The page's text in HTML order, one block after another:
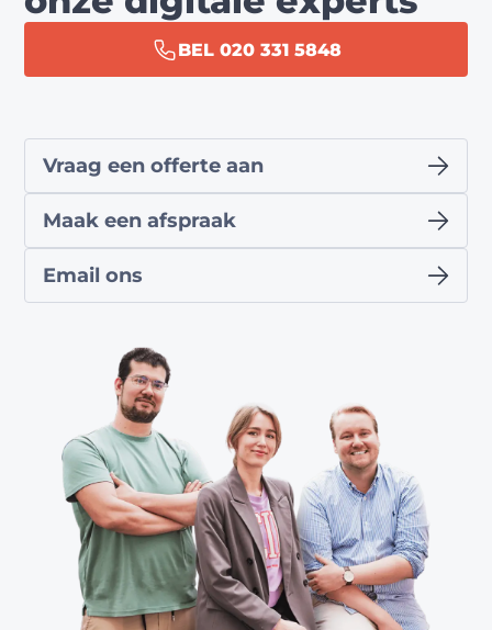
BEL 020 331 5848
Vraag een offerte aan
Maak een afspraak
Email ons